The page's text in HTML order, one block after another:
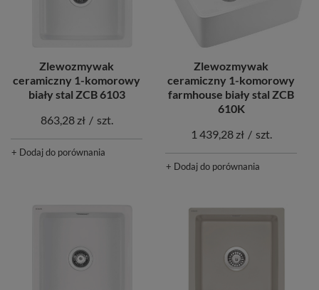
Zlewozmywak
ceramiczny 1-komorowy
biały stal ZCB 6103
863,28 zł / szt.
+ Dodaj do porównania
Zlewozmywak
ceramiczny 1-komorowy
farmhouse biały stal ZCB
610K
1 439,28 zł / szt.
+ Dodaj do porównania